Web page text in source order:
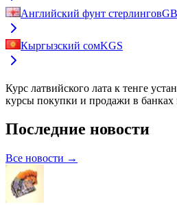
Английский фунт стерлингов
Кыргызский сомKGS
Курс латвийского лата к тенге
курсы покупки и продажи в
Последние новости
Все новости →